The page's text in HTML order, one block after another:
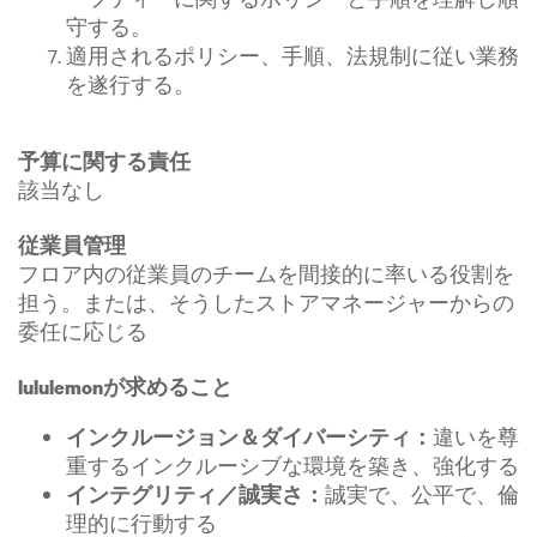
守する。
適用されるポリシー、手順、法規制に従い業務
を遂行する。
予算に関する責任
該当なし
従業員管理
フロア内の従業員のチームを間接的に率いる役割を
担う。または、そうしたストアマネージャーからの
委任に応じる
lululemonが求めること
インクルージョン＆ダイバーシティ： 違いを尊
重するインクルーシブな環境を築き、強化する
インテグリティ／誠実さ： 誠実で、公平で、倫
理的に行動する